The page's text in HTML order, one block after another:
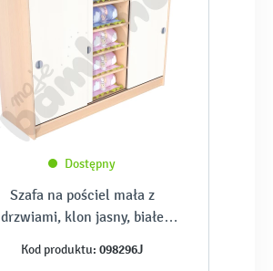
Dostępny
Szafa na pościel mała z
drzwiami, klon jasny, białe
Kod produktu: 098296J